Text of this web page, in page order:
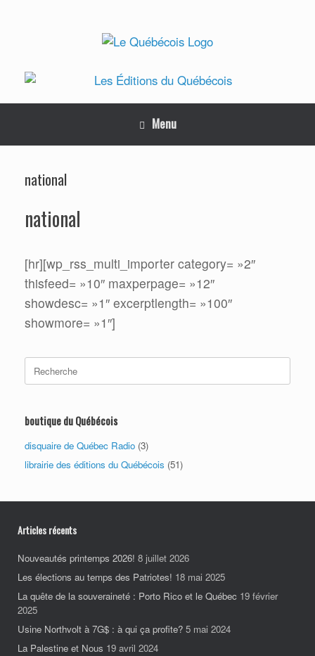
Menu
national
national
[hr][wp_rss_multi_importer category= »2″
thisfeed= »10″ maxperpage= »12″
showdesc= »1″ excerptlength= »100″
showmore= »1″]
Search
for:
boutique du Québécois
disquaire de Québec Radio (3)
librairie des éditions du Québécois (51)
Articles récents
Nouveautés printemps 2026! 8 juillet 2026
Les élections au temps des Patriotes! 18 mai 2025
La quête de la souveraineté : Porto Rico et le Québec 19 février
2025
Usine Northvolt à 7G$ : à qui ça profite? 5 mai 2024
La Palestine et Nous 19 avril 2024